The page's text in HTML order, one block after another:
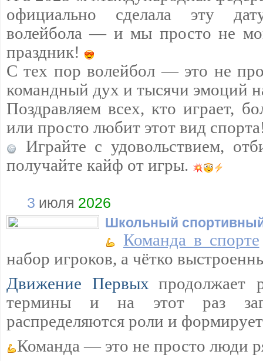
официально сделала эту
волейбола — и мы просто не
праздник!
С тех пор волейбол — это не
командный дух и тысячи эмоций
Поздравляем всех, кто играет,
или просто любит этот вид
Играйте с удовольствием,
получайте кайф от игры.
3 июля 2026
Школьный
Команда в спорте
набор игроков, а чётко
Движение Первых продолжает
термины и на этот раз
распределяются роли и
Команда — это не просто люди